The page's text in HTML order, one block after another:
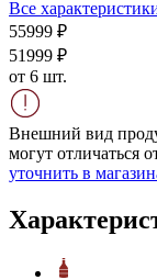
Все
55999 ₽
51999 ₽
от 6 шт.
Внешний вид
могут отличаться
уточнить в